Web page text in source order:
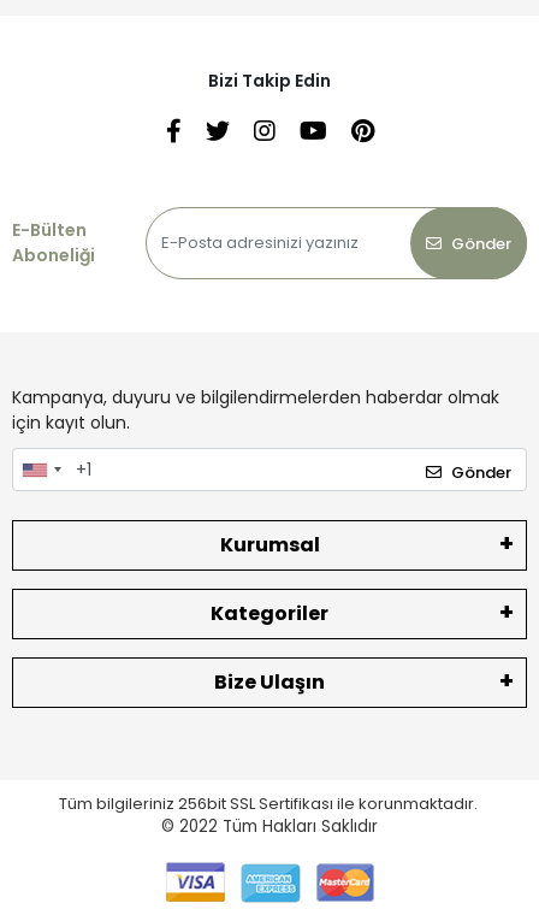
Bizi Takip Edin
E-Bülten
Aboneliği
Gönder
Kampanya, duyuru ve bilgilendirmelerden haberdar olmak
için kayıt olun.
Gönder
Kurumsal
Kategoriler
Bize Ulaşın
Tüm bilgileriniz 256bit SSL Sertifikası ile korunmaktadır.
© 2022 Tüm Hakları Saklıdır